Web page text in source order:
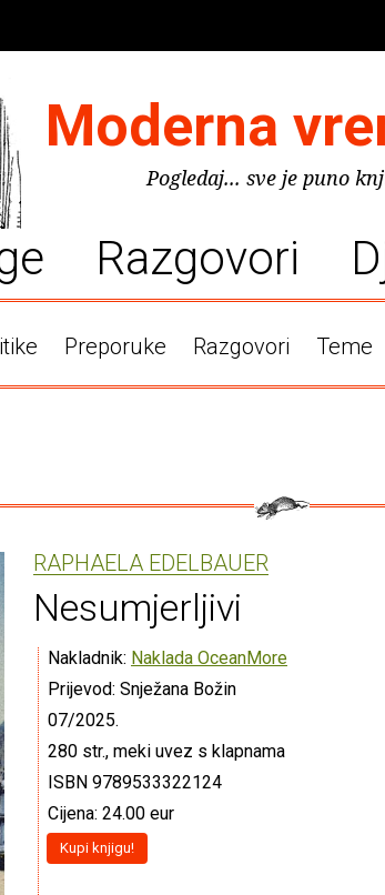
Moderna
Pogledaj... sve je puno
Razgovori
Preporuke Razgovori Teme
RAPHAELA EDELBAUER
Nesumjerljivi
Nakladnik: Naklada OceanMore
Prijevod: Snježana Božin
07/2025.
280 str., meki uvez s klapnama
ISBN 9789533322124
Cijena: 24.00 eur
Kupi knjigu!